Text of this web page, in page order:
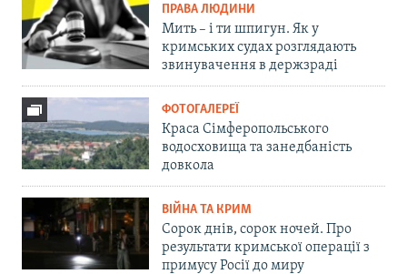
ПРАВА ЛЮДИНИ
Мить – і ти шпигун. Як у
кримських судах розглядають
звинувачення в держзраді
ФОТОГАЛЕРЕЇ
Краса Сімферопольського
водосховища та занедбаність
довкола
ВІЙНА ТА КРИМ
Сорок днів, сорок ночей. Про
результати кримської операції з
примусу Росії до миру